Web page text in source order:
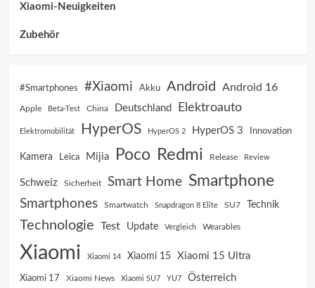
Xiaomi-Neuigkeiten
Zubehör
#Smartphones #Xiaomi Akku Android Android 16
Apple Beta-Test China Deutschland Elektroauto
Elektromobilität HyperOS HyperOS 2 HyperOS 3 Innovation
Kamera Leica Mijia Poco Redmi Release Review
Schweiz Sicherheit Smart Home Smartphone
Smartphones Smartwatch Snapdragon 8 Elite SU7 Technik
Technologie Test Update Vergleich Wearables
Xiaomi Xiaomi 14 Xiaomi 15 Xiaomi 15 Ultra
Xiaomi 17 Xiaomi News Xiaomi SU7 YU7 Österreich